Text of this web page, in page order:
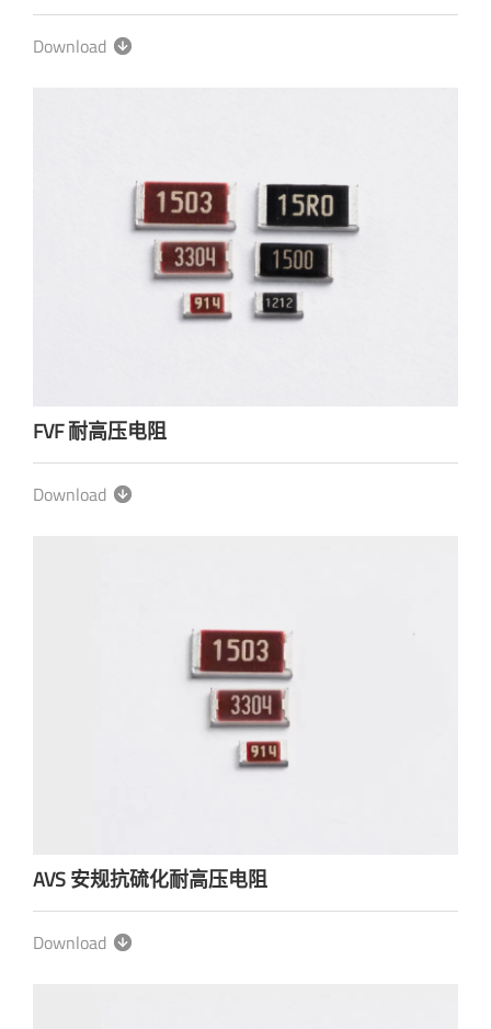
Download
FVF 耐高压电阻
Download
AVS 安规抗硫化耐高压电阻
Download